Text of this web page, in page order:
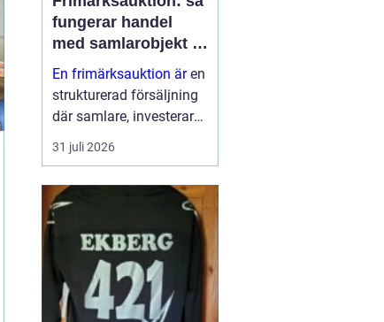
fungerar handel
med samlarobjekt i
praktiken
En frimärksauktion ären
strukturerad försäljning
där samlare, investerare
och nybörjare köper och
säljer frimärken genom
31 juli 2026